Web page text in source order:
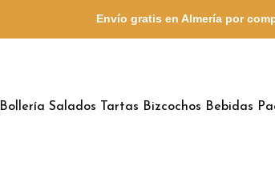
Envío gratis en Almería por
Bollería Salados Tartas Bizcochos Bebidas